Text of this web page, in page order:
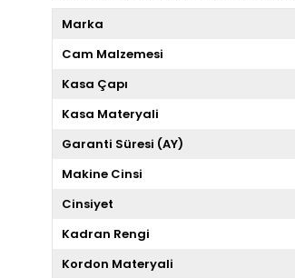
Marka
Cam Malzemesi
Kasa Çapı
Kasa Materyali
Garanti Süresi (AY)
Makine Cinsi
Cinsiyet
Kadran Rengi
Kordon Materyali